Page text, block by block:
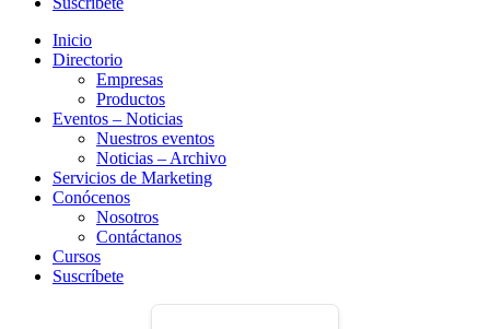
Inicio
Directorio
Empresas
Productos
Eventos – Noticias
Nuestros eventos
Noticias – Archivo
Servicios de Marketing
Conócenos
Nosotros
Contáctanos
Cursos
Suscríbete